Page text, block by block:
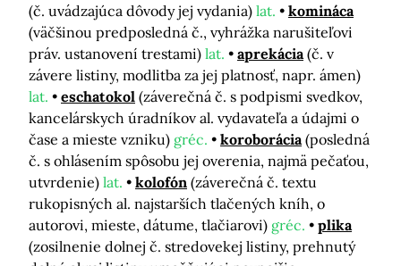
(č. uvádzajúca dôvody jej vydania) lat.
komináca
(väčšinou predposledná č., vyhrážka narušiteľovi
práv. ustanovení trestami) lat. aprekácia (č. v
závere listiny, modlitba za jej platnosť, napr. ámen)
lat.
eschatokol (záverečná č. s podpismi svedkov,
kancelárskych úradníkov al. vydavateľa a údajmi o
čase a mieste vzniku) gréc. koroborácia (posledná
č. s ohlásením spôsobu jej overenia, najmä pečaťou,
utvrdenie) lat. kolofón (záverečná č. textu
rukopisných al. najstarších tlačených kníh, o
autorovi, mieste, dátume, tlačiarovi) gréc.
plika
(zosilnenie dolnej č. stredovekej listiny, prehnutý